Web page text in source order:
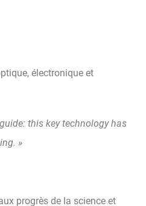
électronique et
this key technology has
»
progrès de la science et